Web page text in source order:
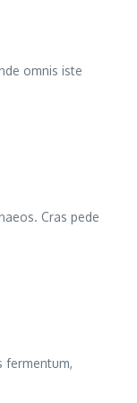
omnis iste
Cras pede
fermentum,